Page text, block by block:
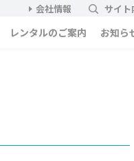
会社情報 サイト
レンタルのご案内 お知ら